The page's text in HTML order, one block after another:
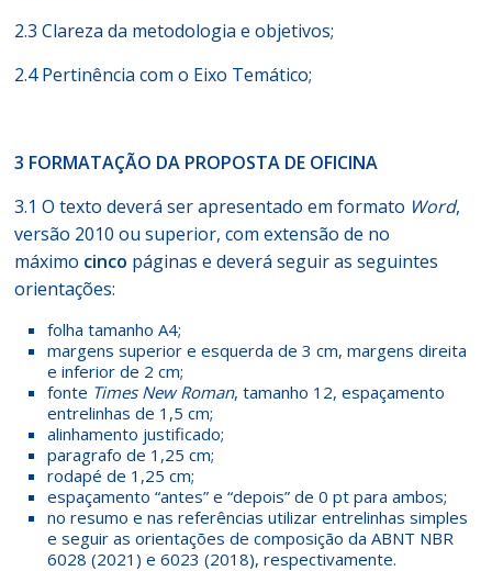
2.3 Clareza da metodologia e objetivos;
2.4 Pertinência com o Eixo Temático;
3 FORMATAÇÃO DA PROPOSTA DE OFICINA
3.1 O texto deverá ser apresentado em formato Word,
versão 2010 ou superior, com extensão de no
máximo cinco páginas e deverá seguir as seguintes
orientações:
folha tamanho A4;
margens superior e esquerda de 3 cm, margens direita
e inferior de 2 cm;
fonte Times New Roman, tamanho 12, espaçamento
entrelinhas de 1,5 cm;
alinhamento justificado;
paragrafo de 1,25 cm;
rodapé de 1,25 cm;
espaçamento “antes” e “depois” de 0 pt para ambos;
no resumo e nas referências utilizar entrelinhas simples
e seguir as orientações de composição da ABNT NBR
6028 (2021) e 6023 (2018), respectivamente.